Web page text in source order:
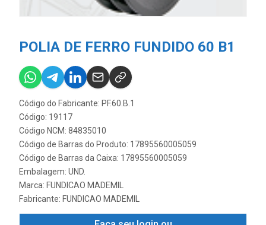
POLIA DE FERRO FUNDIDO 60 B1
Código do Fabricante: PF.60.B.1
Código: 19117
Código NCM: 84835010
Código de Barras do Produto: 17895560005059
Código de Barras da Caixa: 17895560005059
Embalagem: UND.
Marca: FUNDICAO MADEMIL
Fabricante: FUNDICAO MADEMIL